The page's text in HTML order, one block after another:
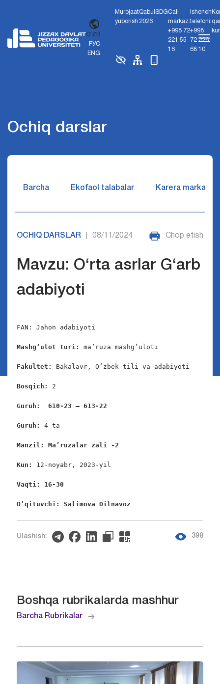
O'ZB
РУС
ENG
Murojaat
yuborish
Qabul
2026
SDGCall
markaz:
+998 72
221 55
16
Ishonch
telefoni:
+998
72 226
68 10
Ochiq darslar
Barcha Ekofaol talabalar Karera markazi
OCHIQ DARSLAR 08/11/2024 Chop etish
Mavzu: O‘rta asrlar G‘arb
adabiyoti
FAN: Jahon adabiyoti
Mashg‘ulot turi: ma’ruza mashg’uloti
Fakultet: Bakalavr, O‘zbek tili va adabiyoti
Bosqich: 2
Guruh:  610-23 – 613-22
Guruh: 4 ta
Manzil: Ma’ruzalar zali -2
Kun: 12-noyabr, 2023-yil
Vaqti: 16-30
O‘qituvchi: Salimova Dilnavoz
Ulashish: 398
Boshqa rubrikalarda mashhur
Barcha Rubrikalar